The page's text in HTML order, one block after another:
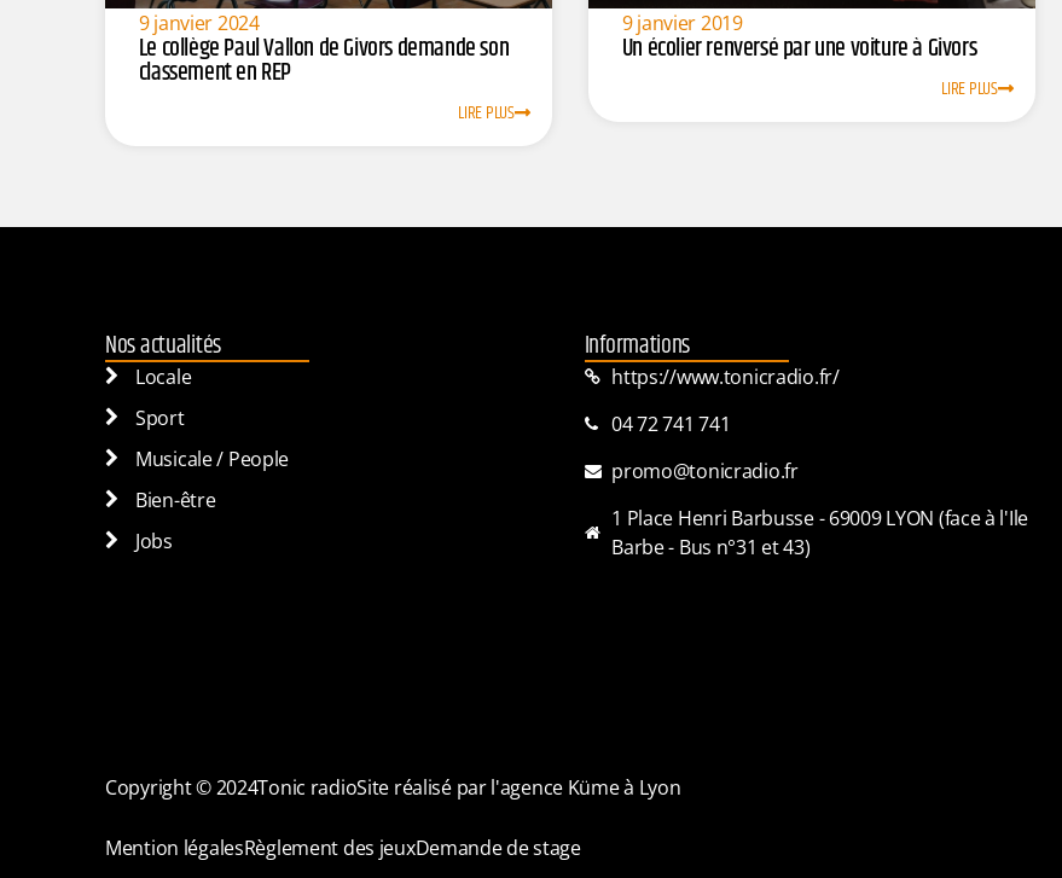
9 janvier 2024
Le collège Paul Vallon de Givors demande son
classement en REP
LIRE PLUS
9 janvier 2019
Un écolier renversé par une voiture à Givors
LIRE PLUS
Nos actualités
Locale
Sport
Musicale / People
Bien-être
Jobs
Informations
https://www.tonicradio.fr/
04 72 741 741
promo@tonicradio.fr
1 Place Henri Barbusse - 69009 LYON (face à l'Ile
Barbe - Bus n°31 et 43)
Copyright © 2024Tonic radioSite réalisé par l'agence Küme à Lyon
Mention légalesRèglement des jeuxDemande de stage